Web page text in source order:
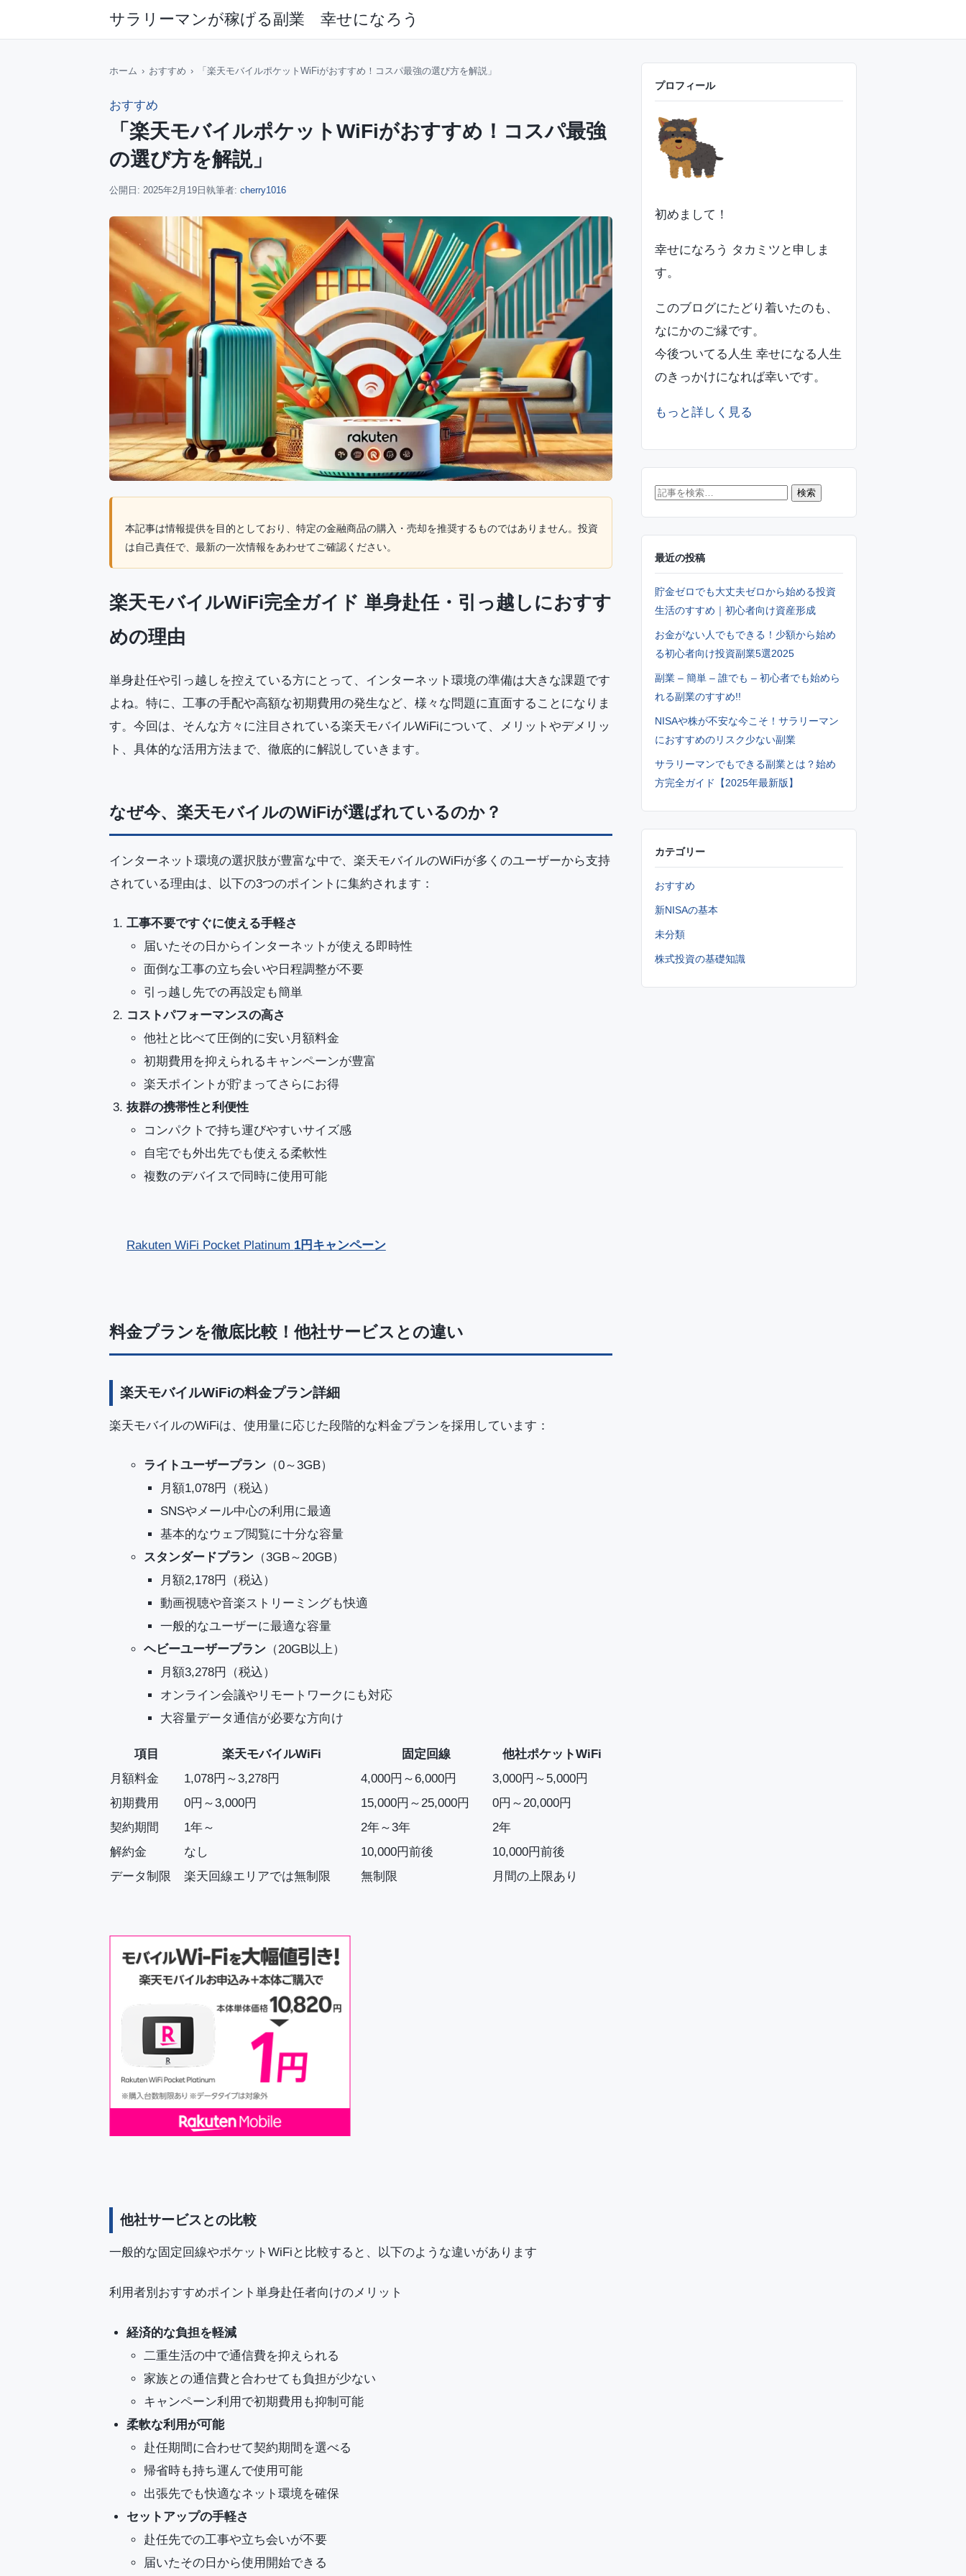
サラリーマンが稼げる副業 幸せになろう
ホーム › おすすめ › 「楽天モバイルポケットWiFiがおすすめ！コスパ最強の選び方を解説」
おすすめ
「楽天モバイルポケットWiFiがおすすめ！コスパ最強
の選び方を解説」
公開日: 2025年2月19日 執筆者: cherry1016
本記事は情報提供を目的としており、特定の金融商品の購入・売却を推奨するものではありません。投資
は自己責任で、最新の一次情報をあわせてご確認ください。
楽天モバイルWiFi完全ガイド 単身赴任・引っ越しにおすす
めの理由
単身赴任や引っ越しを控えている方にとって、インターネット環境の準備は大きな課題です
よね。特に、工事の手配や高額な初期費用の発生など、様々な問題に直面することになりま
す。今回は、そんな方々に注目されている楽天モバイルWiFiについて、メリットやデメリッ
ト、具体的な活用方法まで、徹底的に解説していきます。
なぜ今、楽天モバイルのWiFiが選ばれているのか？
インターネット環境の選択肢が豊富な中で、楽天モバイルのWiFiが多くのユーザーから支持
されている理由は、以下の3つのポイントに集約されます：
工事不要ですぐに使える手軽さ
届いたその日からインターネットが使える即時性
面倒な工事の立ち会いや日程調整が不要
引っ越し先での再設定も簡単
コストパフォーマンスの高さ
他社と比べて圧倒的に安い月額料金
初期費用を抑えられるキャンペーンが豊富
楽天ポイントが貯まってさらにお得
抜群の携帯性と利便性
コンパクトで持ち運びやすいサイズ感
自宅でも外出先でも使える柔軟性
複数のデバイスで同時に使用可能
Rakuten WiFi Pocket Platinum 1円キャンペーン
料金プランを徹底比較！他社サービスとの違い
楽天モバイルWiFiの料金プラン詳細
楽天モバイルのWiFiは、使用量に応じた段階的な料金プランを採用しています：
ライトユーザープラン（0～3GB）
月額1,078円（税込）
SNSやメール中心の利用に最適
基本的なウェブ閲覧に十分な容量
スタンダードプラン（3GB～20GB）
月額2,178円（税込）
動画視聴や音楽ストリーミングも快適
一般的なユーザーに最適な容量
ヘビーユーザープラン（20GB以上）
月額3,278円（税込）
オンライン会議やリモートワークにも対応
大容量データ通信が必要な方向け
項目 楽天モバイルWiFi 固定回線
他社ポケットWiFi
月額料金
1,078円～3,278円 4,000円～6,000円
3,000円～5,000円
初期費用
0円～3,000円 15,000円～25,000円
0円～20,000円
契約期間
1年～ 2年～3年
2年
解約金
なし 10,000円前後
10,000円前後
データ制限
楽天回線エリアでは無制限 無制限 月間の上限あり
他社サービスとの比較
一般的な固定回線やポケットWiFiと比較すると、以下のような違いがあります
利用者別おすすめポイント単身赴任者向けのメリット
経済的な負担を軽減
二重生活の中で通信費を抑えられる
家族との通信費と合わせても負担が少ない
キャンペーン利用で初期費用も抑制可能
柔軟な利用が可能
赴任期間に合わせて契約期間を選べる
帰省時も持ち運んで使用可能
出張先でも快適なネット環境を確保
セットアップの手軽さ
赴任先での工事や立ち会いが不要
届いたその日から使用開始できる
プロフィール
初めまして！
幸せになろう タカミツと申しま
す。
このブログにたどり着いたのも、
なにかのご縁です。
今後ついてる人生 幸せになる人生
のきっかけになれば幸いです。
もっと詳しく見る
記
事
を
検
索
検索
最近の投稿
貯金ゼロでも大丈夫ゼロから始める投資
生活のすすめ｜初心者向け資産形成
お金がない人でもできる！少額から始め
る初心者向け投資副業5選2025
副業 – 簡単 – 誰でも – 初心者でも始めら
れる副業のすすめ!!
NISAや株が不安な今こそ！サラリーマン
におすすめのリスク少ない副業
サラリーマンでもできる副業とは？始め
方完全ガイド【2025年最新版】
カテゴリー
おすすめ
新NISAの基本
未分類
株式投資の基礎知識